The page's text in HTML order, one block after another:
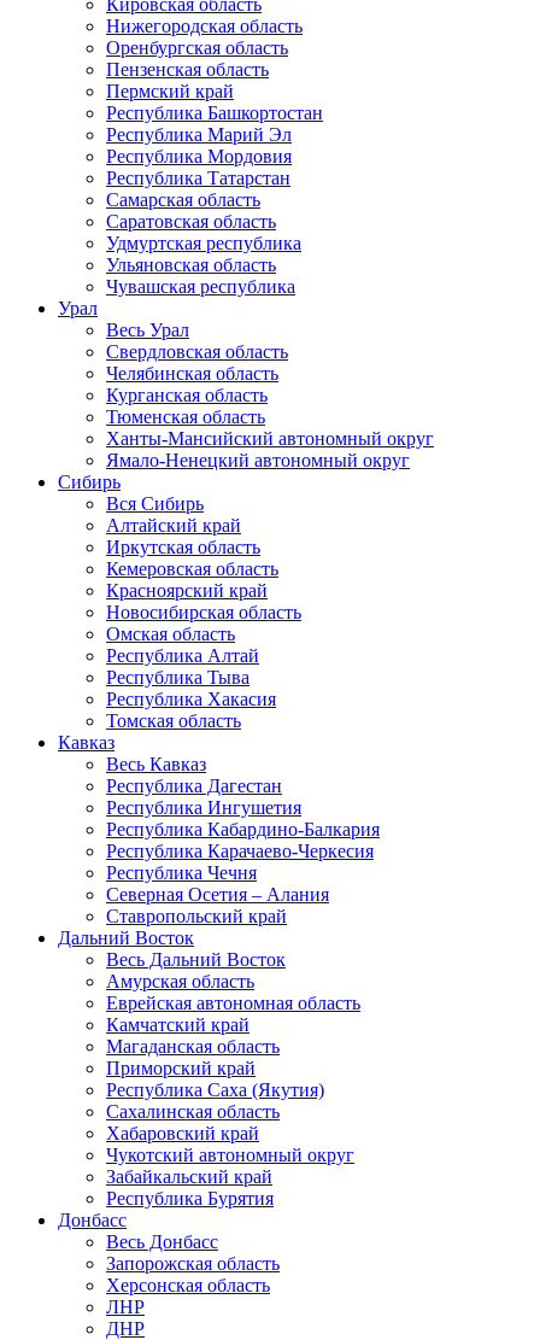
Кировская область
Нижегородская область
Оренбургская область
Пензенская область
Пермский край
Республика Башкортостан
Республика Марий Эл
Республика Мордовия
Республика Татарстан
Самарская область
Саратовская область
Удмуртская республика
Ульяновская область
Чувашская республика
Урал
Весь Урал
Свердловская область
Челябинская область
Курганская область
Тюменская область
Ханты-Мансийский автономный округ
Ямало-Ненецкий автономный округ
Сибирь
Вся Сибирь
Алтайский край
Иркутская область
Кемеровская область
Красноярский край
Новосибирская область
Омская область
Республика Алтай
Республика Тыва
Республика Хакасия
Томская область
Кавказ
Весь Кавказ
Республика Дагестан
Республика Ингушетия
Республика Кабардино-Балкария
Республика Карачаево-Черкесия
Республика Чечня
Северная Осетия – Алания
Ставропольский край
Дальний Восток
Весь Дальний Восток
Амурская область
Еврейская автономная область
Камчатский край
Магаданская область
Приморский край
Республика Саха (Якутия)
Сахалинская область
Хабаровский край
Чукотский автономный округ
Забайкальский край
Республика Бурятия
Донбасс
Весь Донбасс
Запорожская область
Херсонская область
ЛНР
ДНР